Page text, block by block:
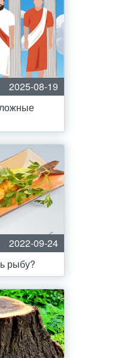
2025-08-19
2022-09-24
рыбу?